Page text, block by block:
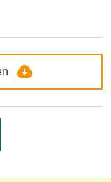
tabblad)
opent in nieuw